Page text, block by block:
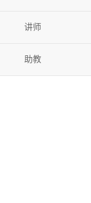
讲师
助教